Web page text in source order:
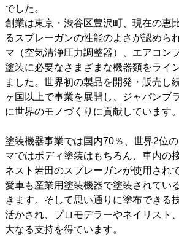
でした。
創業は東京・渋谷区豊沢町、現在の恵
るスプレーガンの性能のよさが認めら
マ（空気清浄圧力調整器）、エアコン
塗装に必要なさまざまな機器類をライ
ました。世界初の製品を開発・販売し
ヶ国以上で事業を展開し、ジャパンブ
に世界のモノづくりに貢献しています。
塗装機器事業では国内70％、世界2位
マではボディ塗装はもちろん、車内の
ネスト岩田のスプレーガンが使用され
愛車も産業用塗装機器で塗装されてい
きます。そして思い通りに塗布できる
活かされ、プロモデラーやネイリスト
大なる支持を得ています。